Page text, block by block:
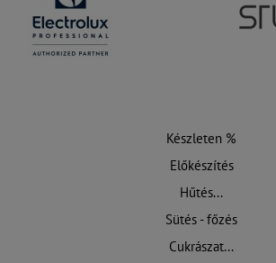
Készleten %
Előkészítés
Hűtés...
Sütés - főzés
Cukrászat...